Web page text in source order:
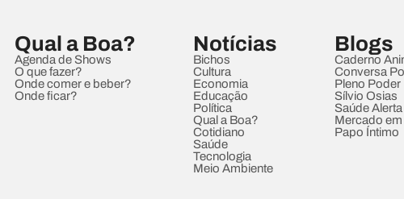
Qual a Boa?
Agenda de Shows
O que fazer?
Onde comer e beber?
Onde ficar?
Notícias
Bichos
Cultura
Economia
Educação
Política
Qual a Boa?
Cotidiano
Saúde
Tecnologia
Meio Ambiente
Blogs
Caderno
Conversa
Pleno Poder
Sílvio Osias
Saúde Alerta
Mercado
Papo Íntimo